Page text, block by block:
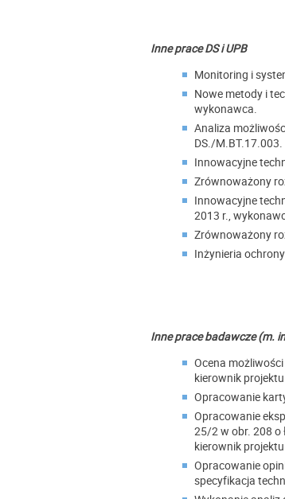
Inne prace DS i UPB
Monitoring i
Nowe metody i
wykonawca.
Analiza
DS./
Innowacyjne
Zrównoważony
Innowacyjne
2013 r.,
Zrównoważony
Inżynieria
Inne prace badawcze (m.
Ocena
kierownik
Opracowanie
Opracowanie
25/2 w obr. 208 o
kierownik projektu
Opracowanie
specyfikacja